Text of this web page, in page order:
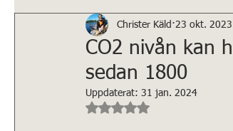
IPCC
CO2 nivån kan
sedan 1800
Christer Käld 23 okt. 2023
Uppdaterat: 31 jan. 2024
Betygsatt till NaN av 5